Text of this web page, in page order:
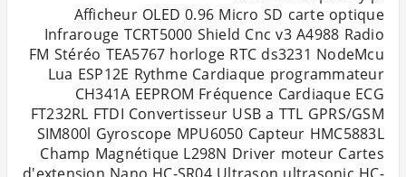
Afficheur OLED 0.96 Micro SD carte optique
Infrarouge TCRT5000 Shield Cnc v3 A4988 Radio
FM Stéréo TEA5767 horloge RTC ds3231 NodeMcu
Lua ESP12E Rythme Cardiaque programmateur
CH341A EEPROM Fréquence Cardiaque ECG
FT232RL FTDI Convertisseur USB a TTL GPRS/GSM
SIM800l Gyroscope MPU6050 Capteur HMC5883L
Champ Magnétique L298N Driver moteur Cartes